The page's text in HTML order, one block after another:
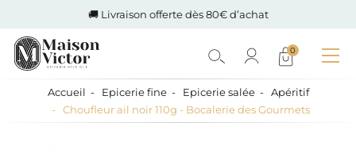
🚚 Livraison offerte dès 80€ d’achat
0
Accueil Epicerie fine Epicerie salée
Apéritif
Choufleur ail noir 110g - Bocalerie des Gourmets